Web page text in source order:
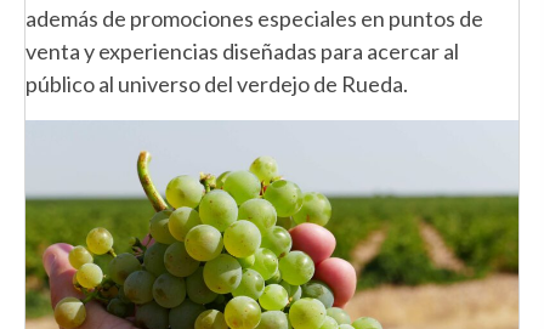
además de promociones especiales en puntos de
venta y experiencias diseñadas para acercar al
público al universo del verdejo de Rueda.